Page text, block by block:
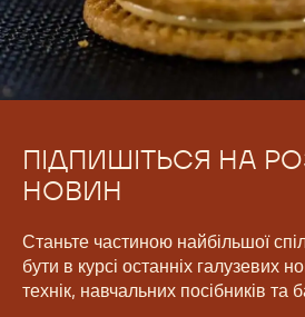
ПІДПИШІТЬСЯ НА
НОВИН
Станьте частиною найбільшої
бути в курсі останніх галузевих
технік, навчальних посібників та